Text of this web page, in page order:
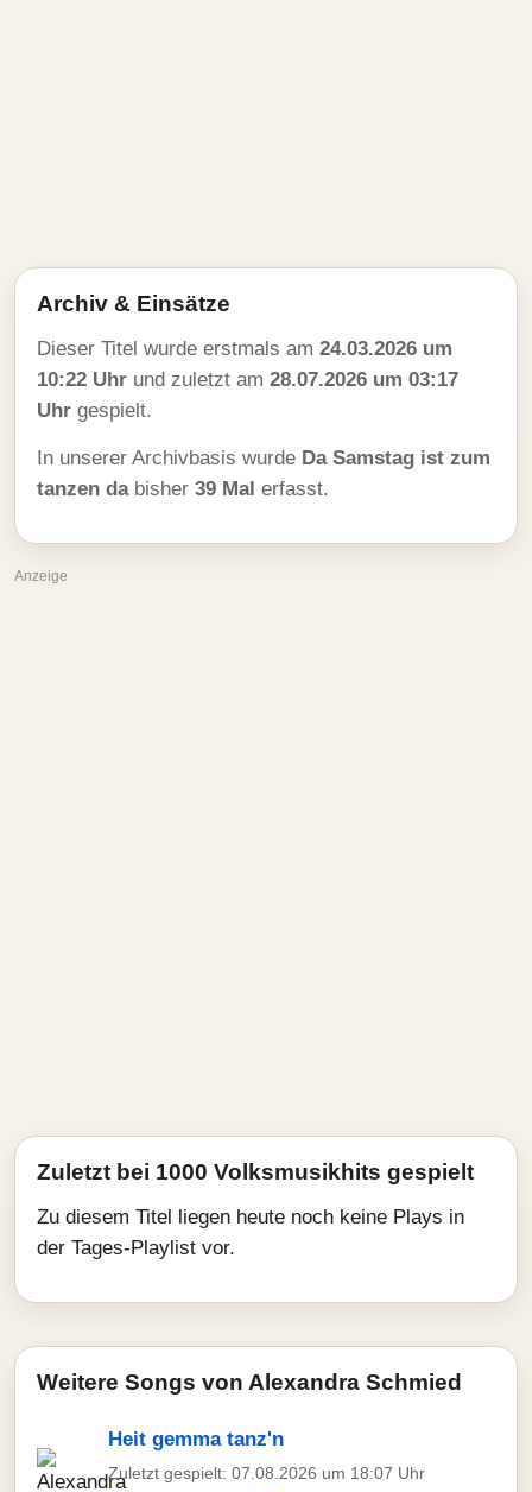
Archiv & Einsätze
Dieser Titel wurde erstmals am 24.03.2026 um
10:22 Uhr und zuletzt am 28.07.2026 um 03:17
Uhr gespielt.
In unserer Archivbasis wurde Da Samstag ist zum
tanzen dabisher 39 Mal erfasst.
Anzeige
Zuletzt bei 1000 Volksmusikhits gespielt
Zu diesem Titel liegen heute noch keine Plays in
der Tages-Playlist vor.
Weitere Songs von Alexandra Schmied
Heit gemma tanz'n
Zuletzt gespielt: 07.08.2026 um 18:07 Uhr